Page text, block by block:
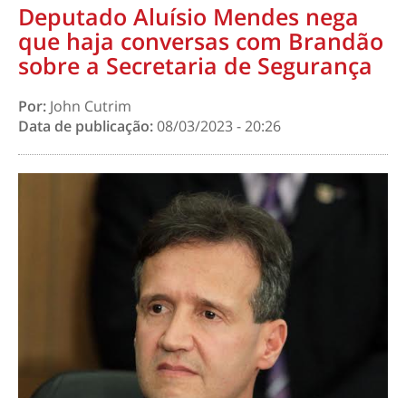
Deputado Aluísio Mendes nega
que haja conversas com Brandão
sobre a Secretaria de Segurança
Por: John Cutrim
Data de publicação:08/03/2023 - 20:26